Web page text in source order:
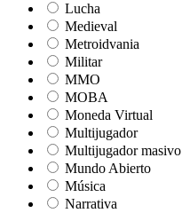
Lucha
Medieval
Metroidvania
Militar
MMO
MOBA
Moneda Virtual
Multijugador
Multijugador masivo
Mundo Abierto
Música
Narrativa